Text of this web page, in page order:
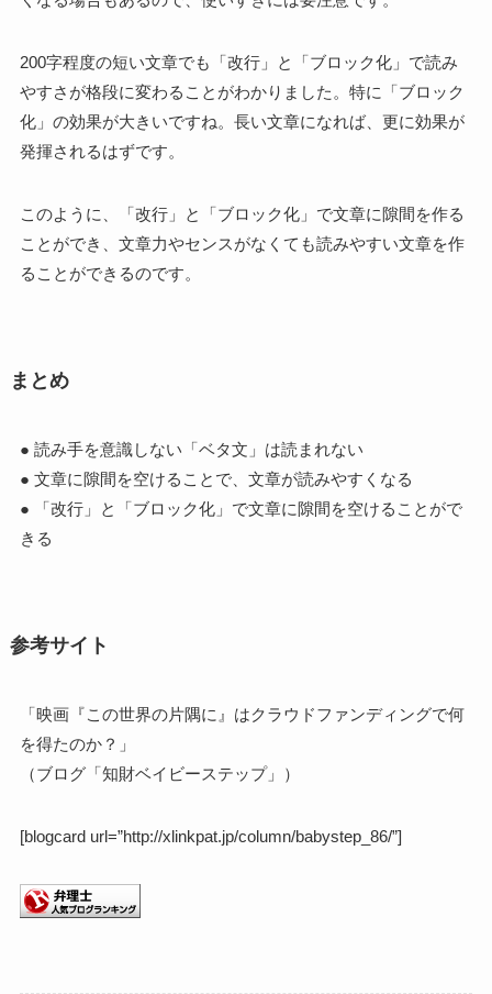
200字程度の短い文章でも「改行」と「ブロック化」で読み
やすさが格段に変わることがわかりました。特に「ブロック
化」の効果が大きいですね。長い文章になれば、更に効果が
発揮されるはずです。
このように、「改行」と「ブロック化」で文章に隙間を作る
ことができ、文章力やセンスがなくても読みやすい文章を作
ることができるのです。
まとめ
● 読み手を意識しない「ベタ文」は読まれない
● 文章に隙間を空けることで、文章が読みやすくなる
● 「改行」と「ブロック化」で文章に隙間を空けることがで
きる
参考サイト
「映画『この世界の片隅に』はクラウドファンディングで何
を得たのか？」
（ブログ「知財ベイビーステップ」）
[blogcard url=”http://xlinkpat.jp/column/babystep_86/”]